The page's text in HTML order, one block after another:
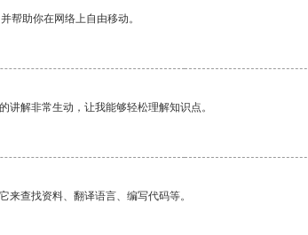
帮助你在网络上自由移动。
解非常生动，让我能够轻松理解知识点。
查找资料、翻译语言、编写代码等。